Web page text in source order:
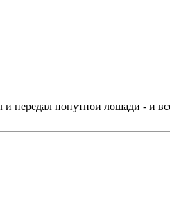
и передал попутнои лошади - и